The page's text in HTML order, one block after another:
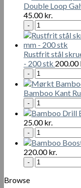
Double Loop
45.00kr.
Double
Loop
Galvaniseret
Wire
Slips
18
cm
(40
stk)
antal
Rustfrit stål
- 200 stk 200.00
Rustfrit
stål
skruer
med
forsænket
tværhoved
4
x
40
mm
-
Bamboo Kant
Mørkt
Bamboo
Kant
Rulle
200
x
45
cm
25.00kr.
Bamboo
Drill
Bit
4
mm
220.00kr.
Bamboo
Booster
Browse